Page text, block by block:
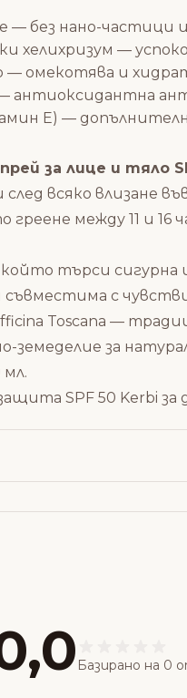
— без нано-частици
хелихризум —
— омекотява и
антиоксидантна
E) —
за лице и тяло
след всяко влизане
греене между 11 и
търси
с
Toscana —
земеделие за
мл.
SPF 50 Kerbi за
Базирано на 0